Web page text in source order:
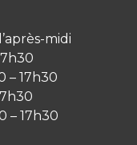
midi
– 17h30
– 17h30